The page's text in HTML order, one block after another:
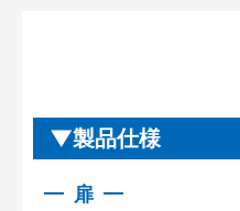
製品仕様
扉